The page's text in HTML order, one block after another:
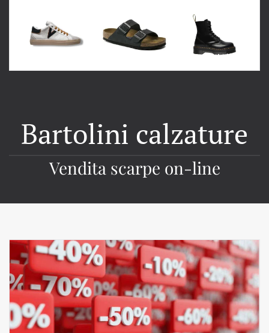
Bartolini calzature
Vendita scarpe on-line